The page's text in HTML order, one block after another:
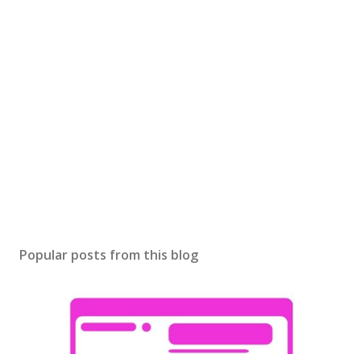
Popular posts from this blog